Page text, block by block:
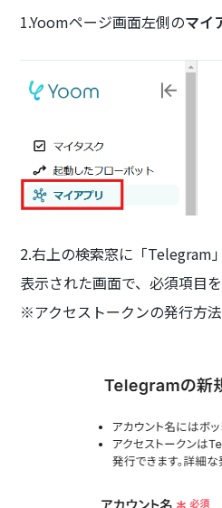
1.Yoomページ画面左側のマイ
2.右上の検索窓に「Telegram
表示された画面で、必須項目
※アクセストークンの発行方法